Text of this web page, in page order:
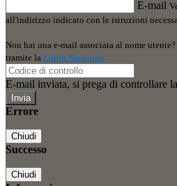
E-mail
all'indirizzo indicato con le istruzioni
Non hai una e-mail associata al nome
tramite la Login Spaggiari
E-mail inviata, si prega di controllare
Errore
Chiudi
Successo
Chiudi